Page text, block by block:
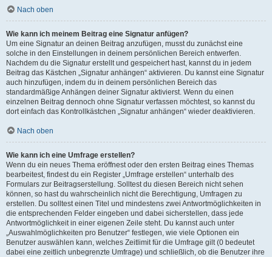
Nach oben
Wie kann ich meinem Beitrag eine Signatur anfügen?
Um eine Signatur an deinen Beitrag anzufügen, musst du zunächst eine
solche in den Einstellungen in deinem persönlichen Bereich entwerfen.
Nachdem du die Signatur erstellt und gespeichert hast, kannst du in jedem
Beitrag das Kästchen „Signatur anhängen“ aktivieren. Du kannst eine Signatur
auch hinzufügen, indem du in deinem persönlichen Bereich das
standardmäßige Anhängen deiner Signatur aktivierst. Wenn du einen
einzelnen Beitrag dennoch ohne Signatur verfassen möchtest, so kannst du
dort einfach das Kontrollkästchen „Signatur anhängen“ wieder deaktivieren.
Nach oben
Wie kann ich eine Umfrage erstellen?
Wenn du ein neues Thema eröffnest oder den ersten Beitrag eines Themas
bearbeitest, findest du ein Register „Umfrage erstellen“ unterhalb des
Formulars zur Beitragserstellung. Solltest du diesen Bereich nicht sehen
können, so hast du wahrscheinlich nicht die Berechtigung, Umfragen zu
erstellen. Du solltest einen Titel und mindestens zwei Antwortmöglichkeiten in
die entsprechenden Felder eingeben und dabei sicherstellen, dass jede
Antwortmöglichkeit in einer eigenen Zeile steht. Du kannst auch unter
„Auswahlmöglichkeiten pro Benutzer“ festlegen, wie viele Optionen ein
Benutzer auswählen kann, welches Zeitlimit für die Umfrage gilt (0 bedeutet
dabei eine zeitlich unbegrenzte Umfrage) und schließlich, ob die Benutzer ihre